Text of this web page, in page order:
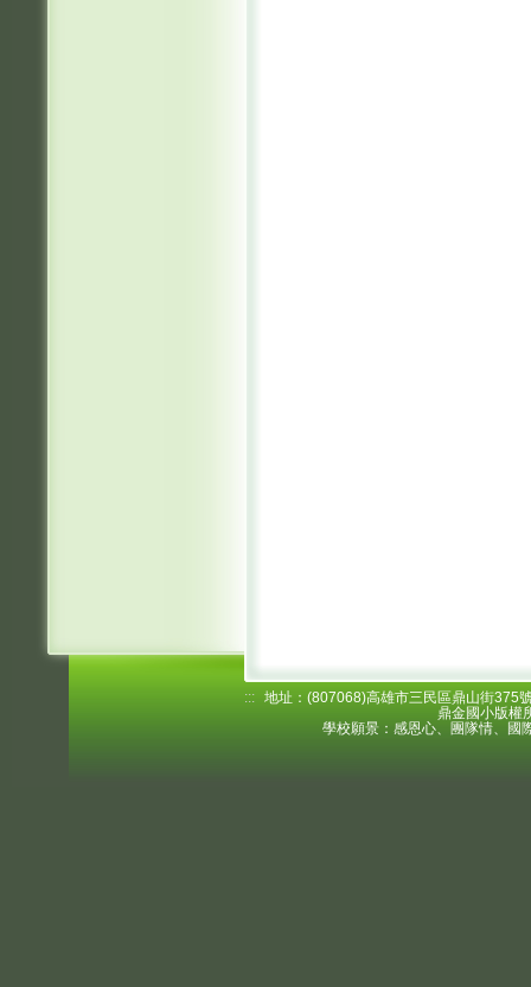
::: 地址：(807068)高雄市三民區鼎山街
鼎金國小版權
學校願景：感恩心、團隊情、國